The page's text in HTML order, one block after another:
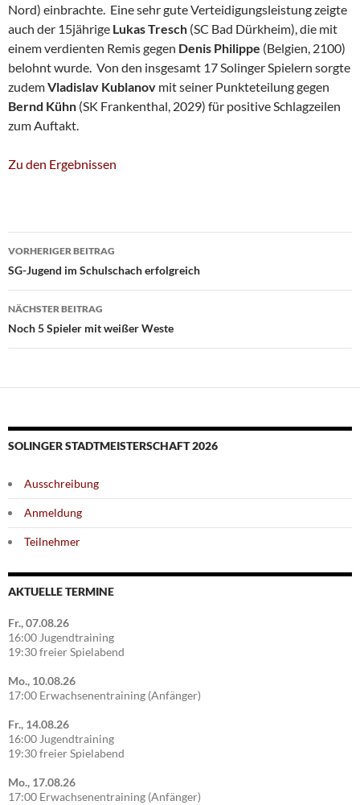
Nord) einbrachte. Eine sehr gute Verteidigungsleistung zeigte
auch der 15jährige Lukas Tresch (SC Bad Dürkheim), die mit
einem verdienten Remis gegen Denis Philippe (Belgien, 2100)
belohnt wurde. Von den insgesamt 17 Solinger Spielern sorgte
zudemVladislav Kublanov mit seiner Punkteteilung gegen
Bernd Kühn (SK Frankenthal, 2029) für positive Schlagzeilen
zum Auftakt.
Zu den Ergebnissen
Beitragsnavigation
VORHERIGER BEITRAG
SG-Jugend im Schulschach erfolgreich
NÄCHSTER BEITRAG
Noch 5 Spieler mit weißer Weste
SOLINGER STADTMEISTERSCHAFT 2026
Ausschreibung
Anmeldung
Teilnehmer
AKTUELLE TERMINE
Fr., 07.08.26
16:00 Jugendtraining
19:30 freier Spielabend
Mo., 10.08.26
17:00 Erwachsenentraining (Anfänger)
Fr., 14.08.26
16:00 Jugendtraining
19:30 freier Spielabend
Mo., 17.08.26
17:00 Erwachsenentraining (Anfänger)